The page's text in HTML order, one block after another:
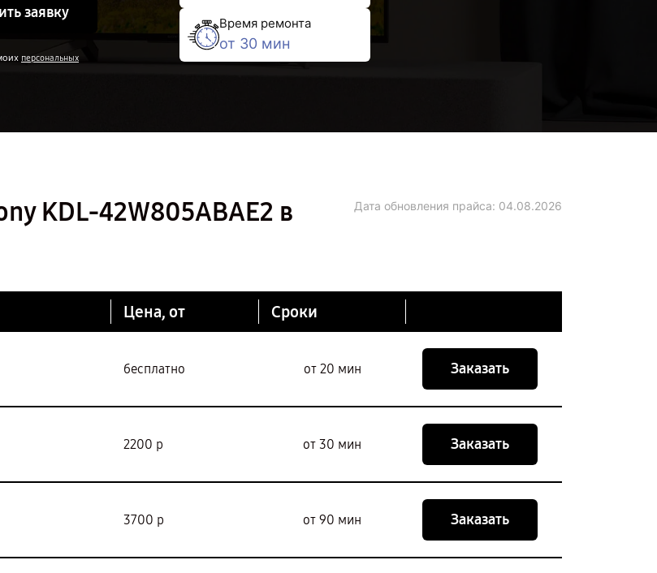
заявку
персональных
Время ремонта
от 30 мин
KDL-42W805ABAE2 в
Дата обновления прайса: 04.08.2026
Цена, от Сроки
бесплатно от 20 мин Заказать
2200 р от 30 мин Заказать
3700 р от 90 мин Заказать